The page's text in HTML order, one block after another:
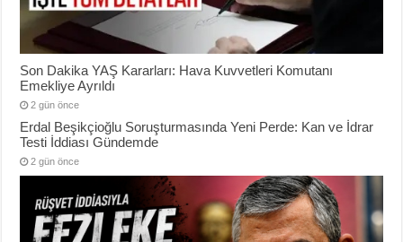
Son Dakika YAŞ Kararları: Hava Kuvvetleri Komutanı
Emekliye Ayrıldı
2 gün önce
Erdal Beşikçioğlu Soruşturmasında Yeni Perde: Kan ve İdrar
Testi İddiası Gündemde
2 gün önce